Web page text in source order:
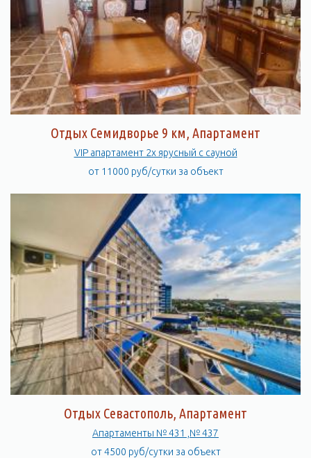
Отдых Семидворье 9 км, Апартамент
VIP апартамент 2х ярусный с сауной
от 11000 руб/сутки за объект
Отдых Севастополь, Апартамент
Апартаменты № 431 ,№ 437
от 4500 руб/сутки за объект